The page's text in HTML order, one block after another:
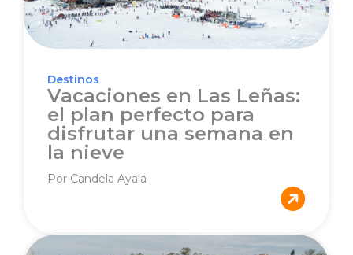
Destinos
Vacaciones en Las Leñas:
el plan perfecto para
disfrutar una semana en
la nieve
Por Candela Ayala